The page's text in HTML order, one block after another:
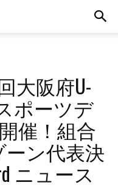
大阪府U-
ポーツデ
催！組合
ーン代表決
ニュース